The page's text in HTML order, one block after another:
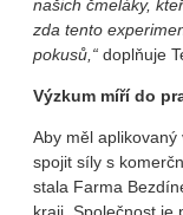
našich čmeláky,
zda tento
pokusů,“ doplňuje
Výzkum míří do
Aby měl
spojit síly s
stala Farma